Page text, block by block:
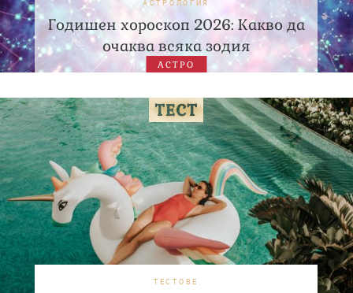
АСТРОЛОГИЯ
Годишен хороскоп 2026: Какво да
очаква всяка зодия
АСТРО
ТЕСТОВЕ